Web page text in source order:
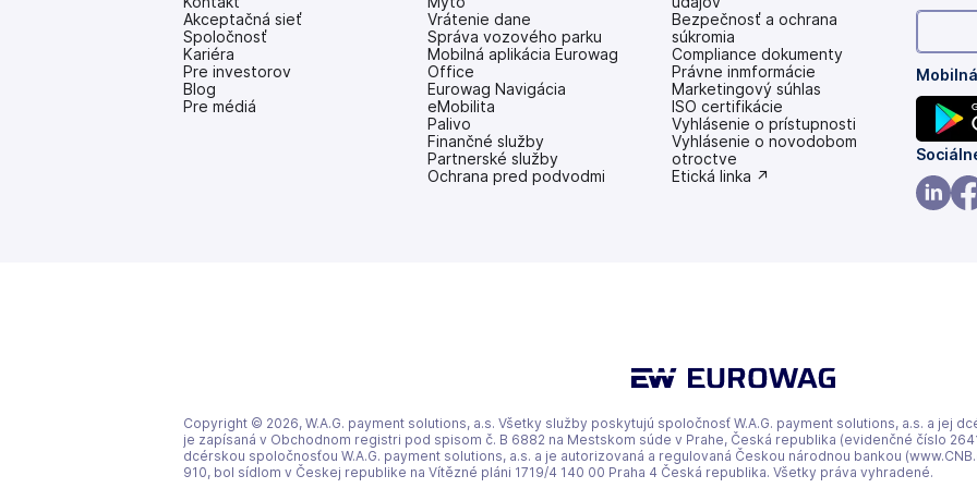
Akceptačná sieť
Spoločnosť
Kariéra
Pre investorov
(otvoriť
s
Blog
Pre médiá
Vrátenie dane
Správa vozového parku
Mobilná aplikácia Eurowag
Office
Eurowag Navigácia
eMobilita
Palivo
Finančné služby
Partnerské služby
Ochrana pred podvodmi
Bezpečnosť a ochrana
súkromia
Compliance dokumenty
Právne inmformácie
Marketingový súhlas
ISO certifikácie
Vyhlásenie o prístupnosti
(otvoriť
s
novou
Vyhlásenie o novodobom
otroctve
(otvoriť
Etická linka ↗
(otvoriť
s
novou
Copyright © 2026, W.A.G. payment solutions, a.s. Všetky služby poskytujú spoločnosť W.A.G. payment solutions, a.s. a jej
je zapísaná v Obchodnom registri pod spisom č. B 6882 na Mestskom súde v Prahe, Česká republika (evidenčné číslo
dcérskou spoločnosťou W.A.G. payment solutions, a.s. a je autorizovaná a regulovaná Českou národnou bankou
910, bol sídlom v Českej republike na Vítězné pláni 1719/4 140 00 Praha 4 Česká republika. Všetky práva vyhradené.